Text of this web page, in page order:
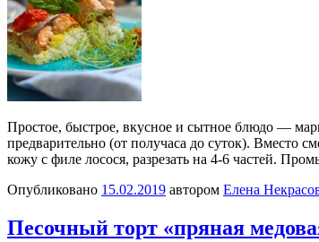
Простое, быстрое, вкусное и сытное блюдо —
предварительно (от получаса до суток). Вместо
кожу с филе лосося, разрезать на 4-6 частей.
Опубликовано 15.02.2019 автором Елена
Песочный торт «пряная